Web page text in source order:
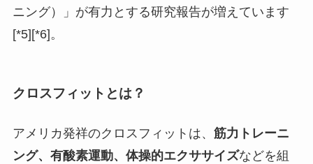
ニング）」が有力とする研究報告が増えています
[*5][*6]。
クロスフィットとは？
アメリカ発祥のクロスフィットは、 筋力トレーニ
ング、有酸素運動、体操的エクササイズなどを組